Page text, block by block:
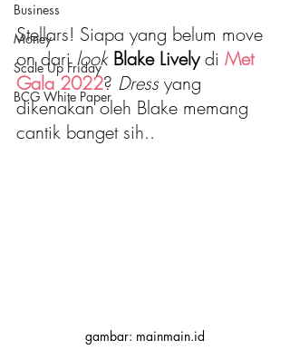
Business
Money
Scale Up Friday
BCG White Paper
Stellars! Siapa yang belum move
on dari look Blake Lively di Met
Gala 2022? Dress yang
dikenakan oleh Blake memang
cantik banget sih..
gambar: mainmain.id